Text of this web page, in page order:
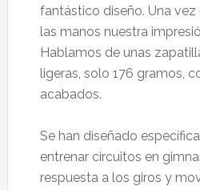
fantástico diseño. Una
las manos nuestra
Hablamos de unas
ligeras, solo 176 gramos,
acabados.
Se han diseñado
entrenar circuitos en
respuesta a los giros y